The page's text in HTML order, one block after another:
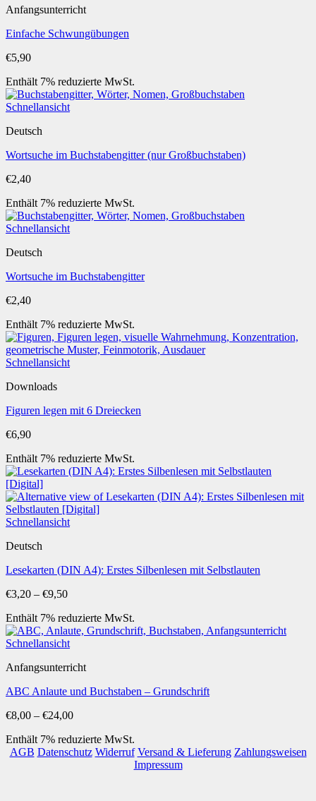
Anfangsunterricht
Einfache Schwungübungen
€5,90
Enthält 7% reduzierte MwSt.
Schnellansicht
Deutsch
Wortsuche im Buchstabengitter (nur Großbuchstaben)
€2,40
Enthält 7% reduzierte MwSt.
Schnellansicht
Deutsch
Wortsuche im Buchstabengitter
€2,40
Enthält 7% reduzierte MwSt.
Schnellansicht
Downloads
Figuren legen mit 6 Dreiecken
€6,90
Enthält 7% reduzierte MwSt.
Schnellansicht
Deutsch
Lesekarten (DIN A4): Erstes Silbenlesen mit Selbstlauten
€3,20 – €9,50Preisspanne:
bis
€9,50
Enthält 7% reduzierte MwSt.
Schnellansicht
Anfangsunterricht
ABC Anlaute und Buchstaben – Grundschrift
€8,00 – €24,00Preisspanne:
bis
€24,00
Enthält 7% reduzierte MwSt.
AGB Datenschutz Widerruf Versand & Lieferung Zahlungsweisen
Impressum